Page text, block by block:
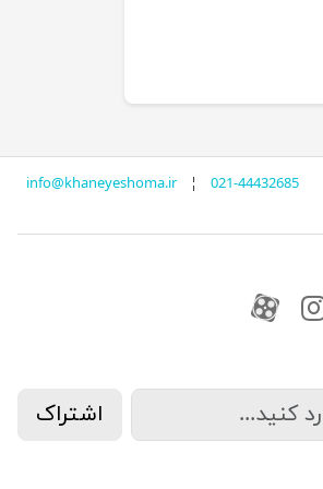
info@khaneyeshoma.ir¦ 021-44432685
آپارات
کانال آپارات
اشتراک